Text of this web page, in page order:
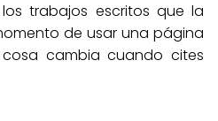
trabajos escritos que la
de usar una página
cambia cuando cites